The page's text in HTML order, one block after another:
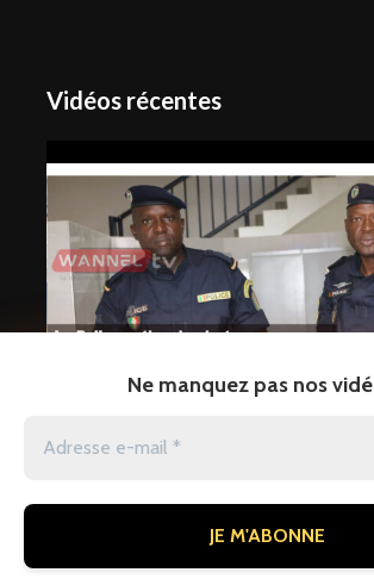
Ne manquez pas nos
Vidéos récentes
La Police nationale alerte
vague